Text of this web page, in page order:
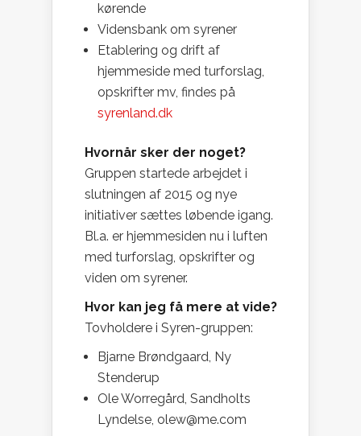
kørende
Vidensbank om syrener
Etablering og drift af
hjemmeside med turforslag,
opskrifter mv, findes på
syrenland.dk
Hvornår sker der noget?
Gruppen startede arbejdet i
slutningen af 2015 og nye
initiativer sættes løbende igang.
Bl.a. er hjemmesiden nu i luften
med turforslag, opskrifter og
viden om syrener.
Hvor kan jeg få mere at vide?
Tovholdere i Syren-gruppen:
Bjarne Brøndgaard, Ny
Stenderup
Ole Worregård, Sandholts
Lyndelse, olew@me.com